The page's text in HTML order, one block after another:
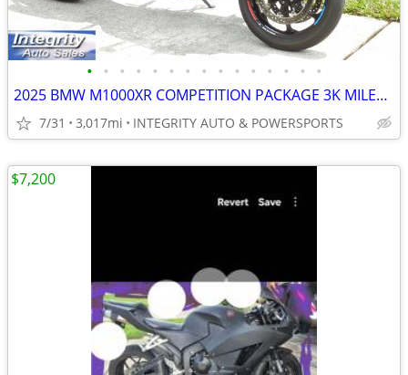
• • • • • • • • • • • • • • •
2025 BMW M1000XR COMPETITION PACKAGE 3K MILES NEW CONDITION NO BS FEES
7/31 3,017mi INTEGRITY AUTO & POWERSPORTS
$7,200